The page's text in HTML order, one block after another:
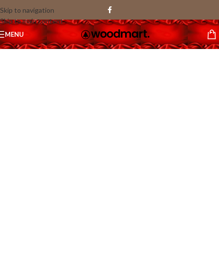
Skip to navigation
Skip to main content
MENU
1
/
43